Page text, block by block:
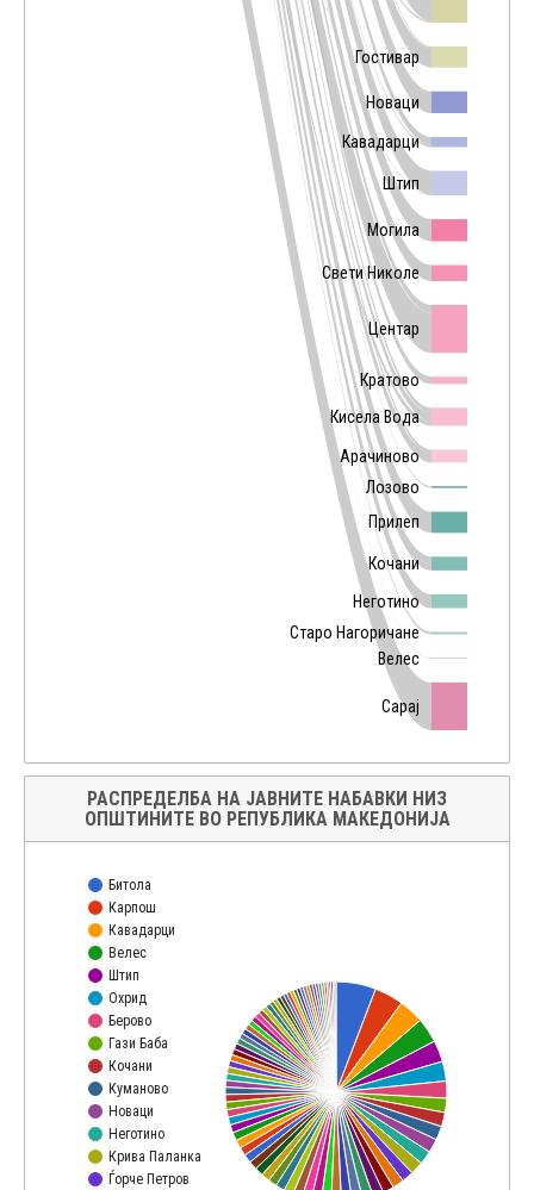
Гостивар
Новаци
Кавадарци
Штип
Могила
Свети Николе
Центар
Кратово
Кисела Вода
Арачиново
Лозово
Прилеп
Кочани
Неготино
Старо Нагоричане
Велес
Сарај
РАСПРЕДЕЛБА НА ЈАВНИТЕ НАБАВКИ НИЗ
ОПШТИНИТЕ ВО РЕПУБЛИКА МАКЕДОНИЈА
Битола
Карпош
Кавадарци
Велес
Штип
Охрид
Берово
Гази Баба
Кочани
Куманово
Новаци
Неготино
Крива Паланка
Ѓорче Петров